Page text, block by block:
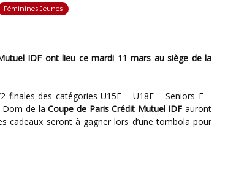
Féminines Jeunes
finales des catégories U15F – U18F – Seniors F –
Dom de laCoupe de Paris Crédit Mutuel IDF auront
cadeaux seront à gagner lors d’une tombola pour